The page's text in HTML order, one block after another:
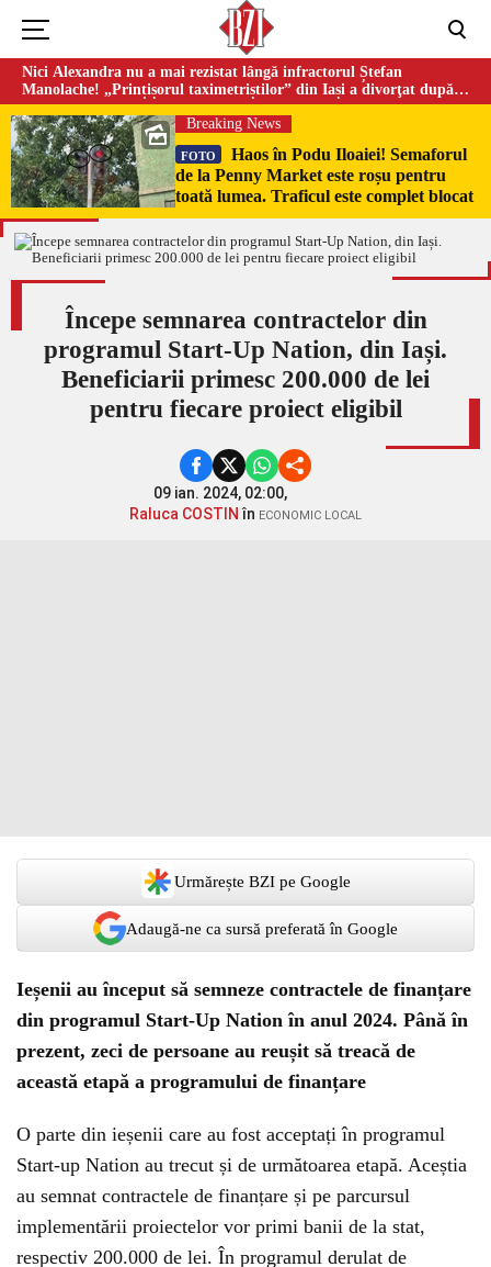
Nici Alexandra nu a mai rezistat lângă infractorul Ștefan
Manolache! „Prințișorul taximetriștilor” din Iași a divorţat după
doi ani de căsnicie
Breaking News
FOTO
Haos în Podu Iloaiei! Semaforul
de la Penny Market este roșu pentru
toată lumea. Traficul este complet blocat
Începe semnarea contractelor din
programul Start-Up Nation, din Iași.
Beneficiarii primesc 200.000 de lei
pentru fiecare proiect eligibil
09 ian. 2024, 02:00,
Raluca COSTIN în ECONOMIC LOCAL
Urmărește BZI pe Google
Adaugă-ne ca sursă preferată în Google
Ieșenii au început să semneze contractele de finanțare
din programul Start-Up Nation în anul 2024. Până în
prezent, zeci de persoane au reușit să treacă de
această etapă a programului de finanțare
O parte din ieșenii care au fost acceptați în programul
Start-up Nation au trecut și de următoarea etapă. Aceștia
au semnat contractele de finanțare și pe parcursul
implementării proiectelor vor primi banii de la stat,
respectiv 200.000 de lei. În programul derulat de